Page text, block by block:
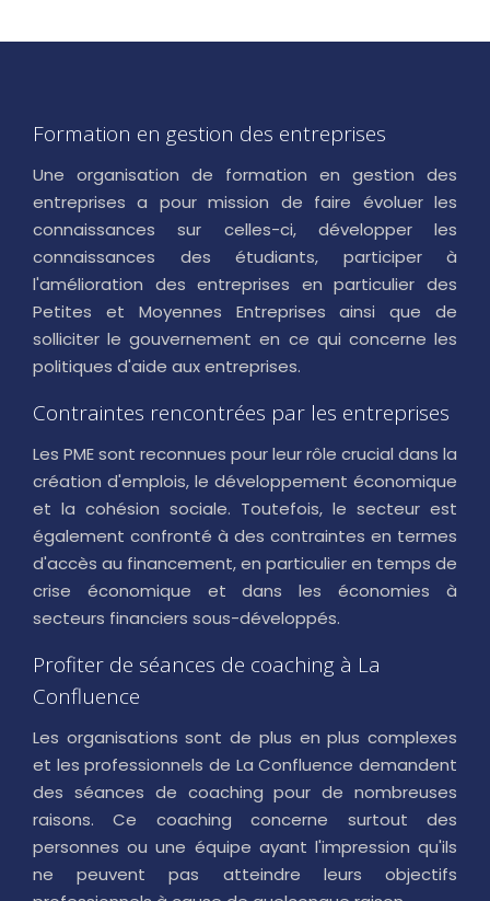
Formation en gestion des entreprises
Une organisation de formation en gestion des
entreprises a pour mission de faire évoluer les
connaissances sur celles-ci, développer les
connaissances des étudiants, participer à
l'amélioration des entreprises en particulier des
Petites et Moyennes Entreprises ainsi que de
solliciter le gouvernement en ce qui concerne les
politiques d'aide aux entreprises.
Contraintes rencontrées par les entreprises
Les PME sont reconnues pour leur rôle crucial dans la
création d'emplois, le développement économique
et la cohésion sociale. Toutefois, le secteur est
également confronté à des contraintes en termes
d'accès au financement, en particulier en temps de
crise économique et dans les économies à
secteurs financiers sous-développés.
Profiter de séances de coaching à La
Confluence
Les organisations sont de plus en plus complexes
et les professionnels de La Confluence demandent
des séances de coaching pour de nombreuses
raisons. Ce coaching concerne surtout des
personnes ou une équipe ayant l'impression qu'ils
ne peuvent pas atteindre leurs objectifs